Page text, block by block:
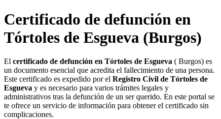
Certificado de defunción en
Tórtoles de Esgueva (Burgos)
El certificado de defunción en Tórtoles de Esgueva ( Burgos) es
un documento esencial que acredita el fallecimiento de una persona.
Este certificado es expedido por el Registro Civil de Tórtoles de
Esgueva y es necesario para varios trámites legales y
administrativos tras la defunción de un ser querido. En este portal se
te ofrece un servicio de información para obtener el certificado sin
complicaciones.